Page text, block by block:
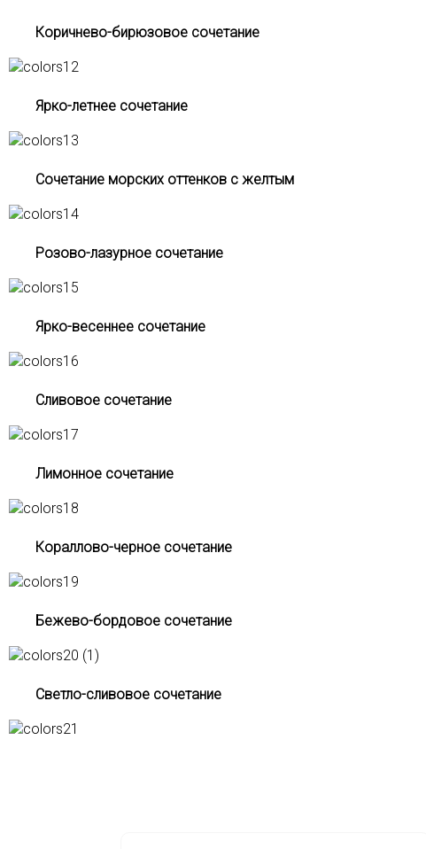
Коричнево-бирюзовое сочетание
Ярко-летнее сочетание
Сочетание морских оттенков с желтым
Розово-лазурное сочетание
Ярко-весеннее сочетание
Сливовое сочетание
Лимонное сочетание
Кораллово-черное сочетание
Бежево-бордовое сочетание
Светло-сливовое сочетание